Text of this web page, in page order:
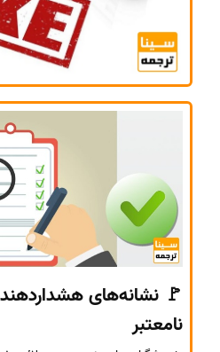
🚩 نشانه‌های
نامعتبر